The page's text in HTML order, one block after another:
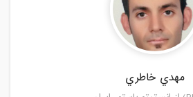
مهدي خاطري